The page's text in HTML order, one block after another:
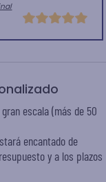
escala (más de 50
encantado de
y a los plazos